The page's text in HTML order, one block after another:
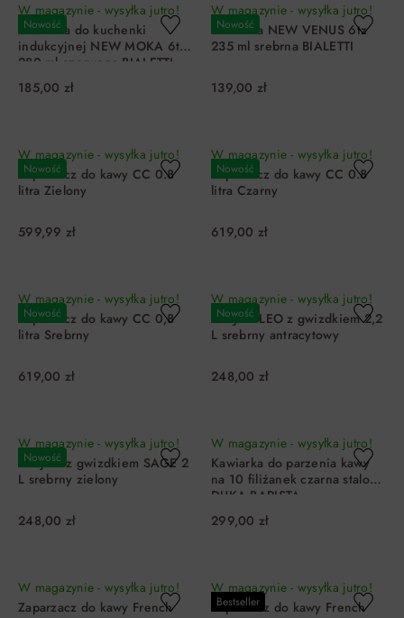
Nowość
W magazynie - wysyłka jutro!
Kawiarka do kuchenki
indukcyjnej NEW MOKA 6tz
280 ml czerwona BIALETTI
185,00 zł
Nowość
W magazynie - wysyłka jutro!
Kawiarka NEW VENUS 6tz
235 ml srebrna BIALETTI
139,00 zł
Nowość
W magazynie - wysyłka jutro!
Zaparzacz do kawy CC 0.8
litra Zielony
599,99 zł
Nowość
W magazynie - wysyłka jutro!
Zaparzacz do kawy CC 0.8
litra Czarny
619,00 zł
Nowość
W magazynie - wysyłka jutro!
Zaparzacz do kawy CC 0,8
litra Srebrny
619,00 zł
Nowość
W magazynie - wysyłka jutro!
Czajnik LEO z gwizdkiem 2,2
L srebrny antracytowy
248,00 zł
Nowość
W magazynie - wysyłka jutro!
Czajnik z gwizdkiem SAGE 2
L srebrny zielony
248,00 zł
W magazynie - wysyłka jutro!
Kawiarka do parzenia kawy
na 10 filiżanek czarna stalowa
DUKA BARISTA
299,00 zł
W magazynie - wysyłka jutro!
Zaparzacz do kawy French
Bestseller
W magazynie - wysyłka jutro!
Zaparzacz do kawy French